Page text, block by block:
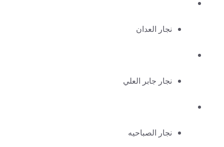
نجار العدان
نجار جابر العلي
نجار الصباحيه